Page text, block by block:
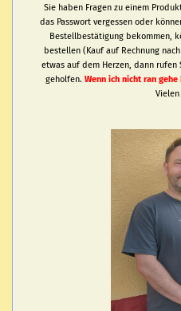
Sie haben Fragen zu einem
das Passwort vergessen oder
Bestellbestätigung bekommen,
bestellen (Kauf auf Rechnung
etwas auf dem Herzen, dann
geholfen. Wenn ich nicht ran